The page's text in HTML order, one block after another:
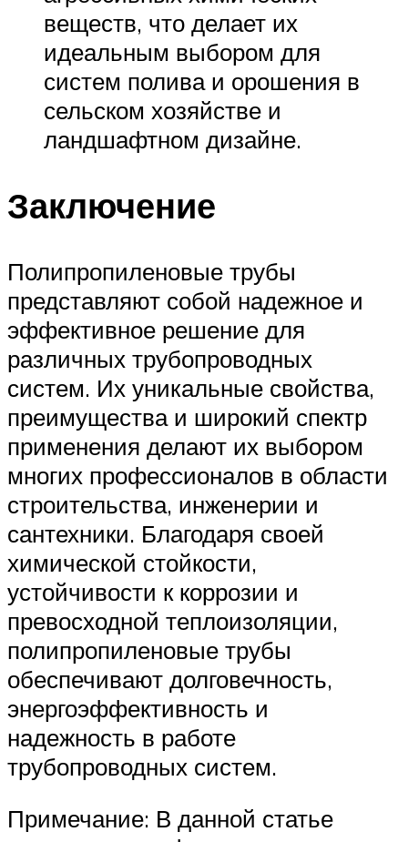
веществ, что делает их
идеальным выбором для
систем полива и орошения в
сельском хозяйстве и
ландшафтном дизайне.
Заключение
Полипропиленовые трубы
представляют собой надежное и
эффективное решение для
различных трубопроводных
систем. Их уникальные свойства,
преимущества и широкий спектр
применения делают их выбором
многих профессионалов в области
строительства, инженерии и
сантехники. Благодаря своей
химической стойкости,
устойчивости к коррозии и
превосходной теплоизоляции,
полипропиленовые трубы
обеспечивают долговечность,
энергоэффективность и
надежность в работе
трубопроводных систем.
Примечание: В данной статье